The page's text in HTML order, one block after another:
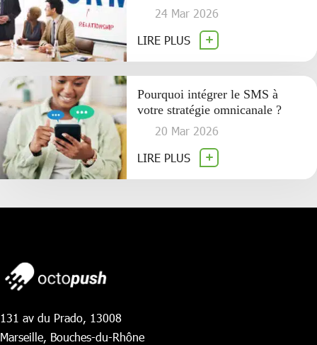
24 Mar 2026
LIRE PLUS
Pourquoi intégrer le SMS à
votre stratégie omnicanale ?
20 Mar 2026
LIRE PLUS
131 av du Prado, 13008
Marseille, Bouches-du-Rhône